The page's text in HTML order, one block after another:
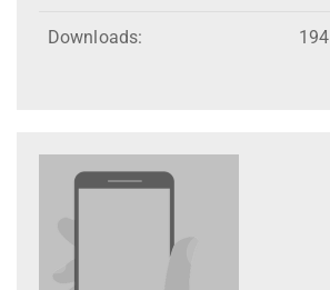
Downloads: 194